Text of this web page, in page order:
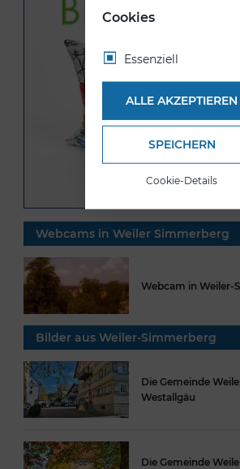
Webcams in Weiler Simmerberg
Webcam in Weiler-
Bilder aus Weiler-Simmerberg
Die Gemeinde
Westallgäu
Die Gemeinde
Cookies
Essenziell
ALLE AKZEPTIEREN
SPEICHERN
Cookie-Details